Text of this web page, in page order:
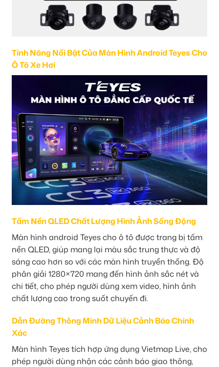
Tính Năng Nổi Bật Của Màn Hình Android Teyes Cho
Ô Tô Xe Hơi
Tấm Nền QLED Chất Lượng Hình Ảnh Sống Động
Màn hình android Teyes cho ô tô được trang bị tấm
nền QLED, giúp mang lại màu sắc trung thực và độ
sáng cao hơn so với các màn hình truyền thống. Độ
phân giải 1280×720 mang đến hình ảnh sắc nét và
chi tiết, cho phép người dùng xem video, hình ảnh
chất lượng cao trong suốt chuyến đi.
Dẫn Đường Thông Minh Dữ Liệu Cảnh Báo Chính
Xác
Màn hình Teyes tích hợp ứng dụng Vietmap Live, cho
phép người dùng nhận các cảnh báo giao thông,